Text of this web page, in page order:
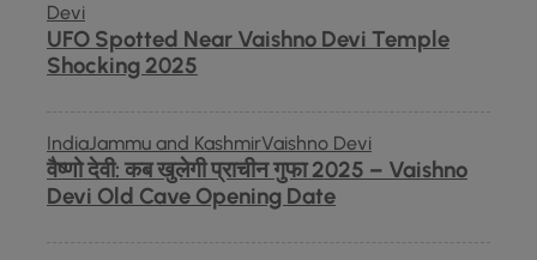
Devi
UFO Spotted Near Vaishno Devi Temple
Shocking 2025
IndiaJammu and KashmirVaishno Devi
वैष्णो देवी: कब खुलेगी प्राचीन गुफा 2025 – Vaishno
Devi Old Cave Opening Date